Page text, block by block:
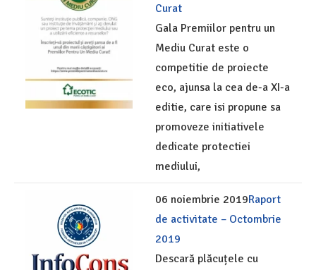
Curat
Gala Premiilor pentru un
Mediu Curat este o
competitie de proiecte
eco, ajunsa la cea de-a XI-a
editie, care isi propune sa
promoveze initiativele
dedicate protectiei
mediului,
06 noiembrie 2019Raport
de activitate – Octombrie
2019
Descară plăcuțele cu